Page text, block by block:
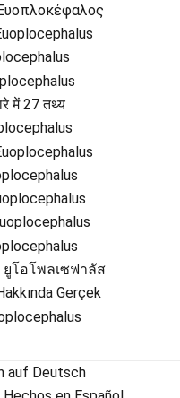
में 27 तथ्य
โอโพลเซฟาลัส
Gerçek
Deutsch